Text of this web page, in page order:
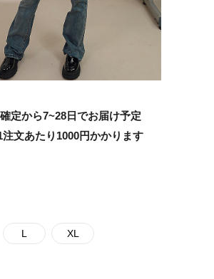
定から7~28日でお届け予定
文あたり 1000円かかります
L XL